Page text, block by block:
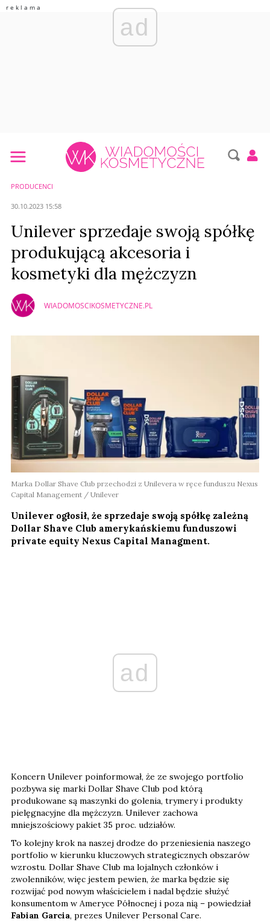
ad
PRODUCENCI
30.10.2023 15:58
Unilever sprzedaje swoją spółkę
produkującą akcesoria i
kosmetyki dla mężczyzn
WIADOMOSCIKOSMETYCZNE.PL
Marka Dollar Shave Club przechodzi z Unilevera w ręce funduszu Nexus
Capital Management / Unilever
Unilever ogłosił, że sprzedaje swoją spółkę zależną
Dollar Shave Club amerykańskiemu funduszowi
private equity Nexus Capital Managment.
ad
Koncern Unilever poinformował, że ze swojego portfolio
pozbywa się marki Dollar Shave Club pod którą
produkowane są maszynki do golenia, trymery i produkty
pielęgnacyjne dla mężczyzn. Unilever zachowa
mniejszościowy pakiet 35 proc. udziałów.
To kolejny krok na naszej drodze do przeniesienia naszego
portfolio w kierunku kluczowych strategicznych obszarów
wzrostu. Dollar Shave Club ma lojalnych członków i
zwolenników, więc jestem pewien, że marka będzie się
rozwijać pod nowym właścicielem i nadal będzie służyć
konsumentom w Ameryce Północnej i poza nią – powiedział
Fabian Garcia, prezes Unilever Personal Care.